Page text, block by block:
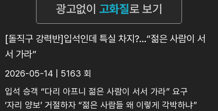
[돌직구 강력반]입석인데 특실 차지?…“젊은 사람이 서
서 가라”
2026-05-14 | 5163 회
입석 승객 “다리 아프니 젊은 사람이 서서 가라” 요구
’자리 양보’ 거절하자 “젊은 사람들 왜 이렇게 각박하냐”